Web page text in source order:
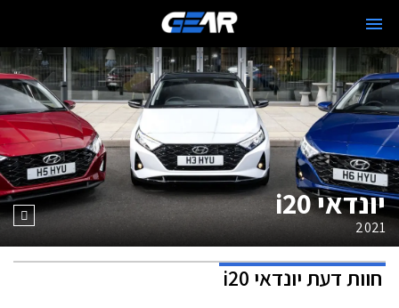
יונדאי i20
2021
חוות דעתיונדאי i20